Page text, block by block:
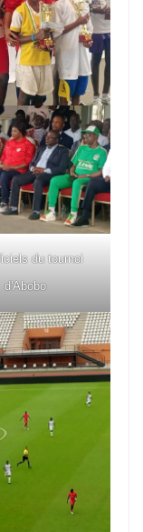
du tournoi
d'Abobo